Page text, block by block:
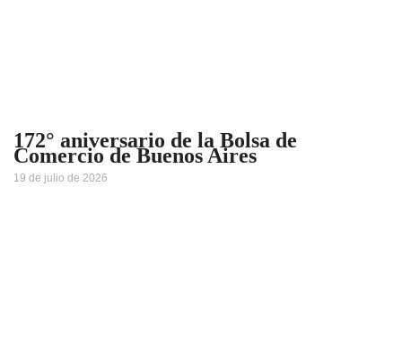
172° aniversario de la Bolsa de
Comercio de Buenos Aires
19 de julio de 2026